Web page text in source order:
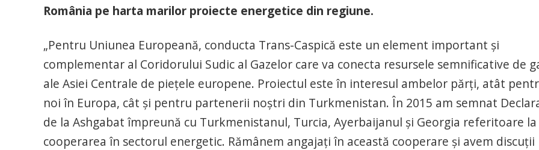
România pe harta marilor proiecte energetice din regiune.
„Pentru Uniunea Europeană, conducta Trans-Caspică este un element important şi
complementar al Coridorului Sudic al Gazelor care va conecta resursele semnificative de
ale Asiei Centrale de pieţele europene. Proiectul este în interesul ambelor părţi, atât
noi în Europa, cât şi pentru partenerii noştri din Turkmenistan. În 2015 am semnat
de la Ashgabat împreună cu Turkmenistanul, Turcia, Ayerbaijanul şi Georgia referitoare la
cooperarea în sectorul energetic. Rămânem angajaţi în această cooperare şi avem discuţii